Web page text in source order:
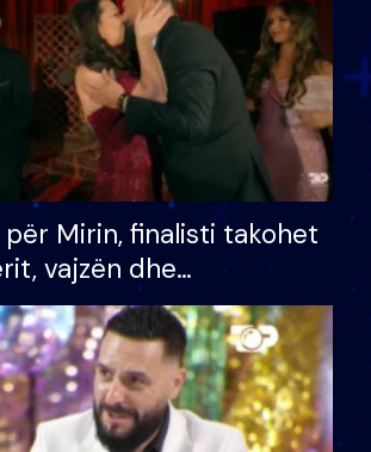
Mirin, finalisti takohet
vajzën dhe
S’kemi ndonjë letër
jo?